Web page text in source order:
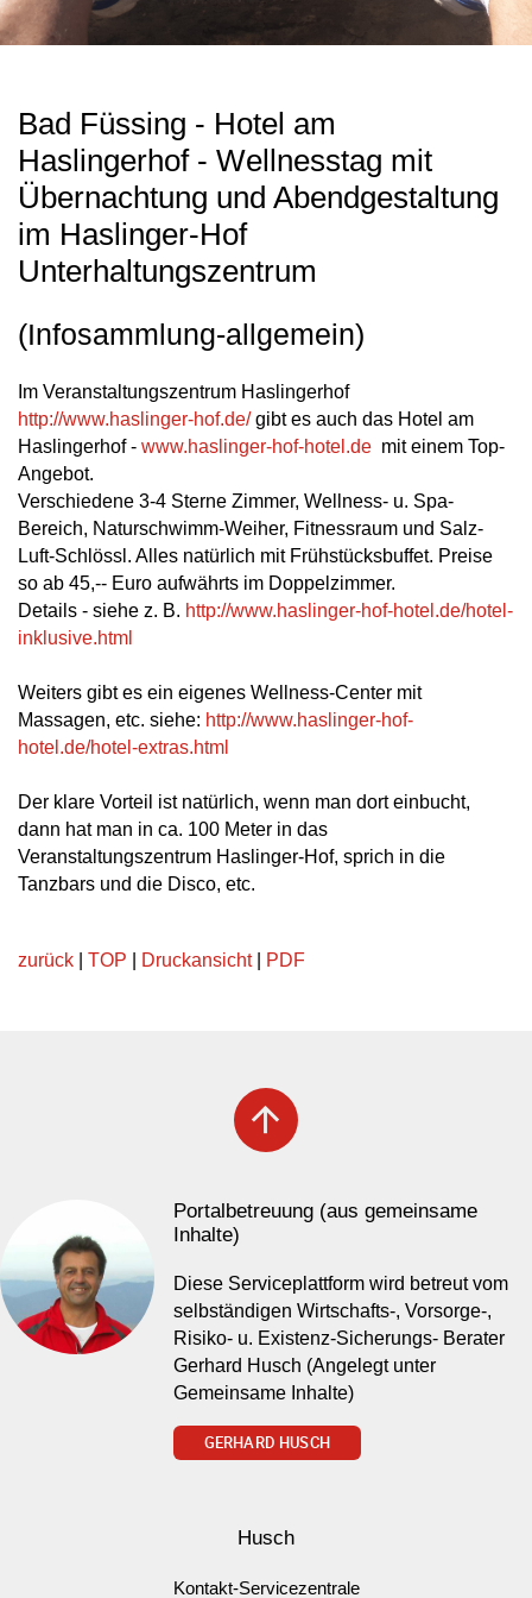
Bad Füssing - Hotel am
Haslingerhof - Wellnesstag mit
Übernachtung und Abendgestaltung
im Haslinger-Hof
Unterhaltungszentrum
(Infosammlung-allgemein)
Im Veranstaltungszentrum Haslingerhof
http://www.haslinger-hof.de/gibt es auch das Hotel am
Haslingerhof - www.haslinger-hof-hotel.de mit einem Top-
Angebot.
Verschiedene 3-4 Sterne Zimmer, Wellness- u. Spa-
Bereich, Naturschwimm-Weiher, Fitnessraum und Salz-
Luft-Schlössl. Alles natürlich mit Frühstücksbuffet. Preise
so ab 45,-- Euro aufwährts im Doppelzimmer.
Details - siehe z. B. http://www.haslinger-hof-hotel.de/hotel-
inklusive.html
Weiters gibt es ein eigenes Wellness-Center mit
Massagen, etc. siehe: http://www.haslinger-hof-
hotel.de/hotel-extras.html
Der klare Vorteil ist natürlich, wenn man dort einbucht,
dann hat man in ca. 100 Meter in das
Veranstaltungszentrum Haslinger-Hof, sprich in die
Tanzbars und die Disco, etc.
zurück TOP Druckansicht| PDF
arrow_upward
Portalbetreuung (aus gemeinsame
Inhalte)
Diese Serviceplattform wird betreut vom
selbständigen Wirtschafts-, Vorsorge-,
Risiko- u. Existenz-Sicherungs- Berater
Gerhard Husch (Angelegt unter
Gemeinsame Inhalte)
GERHARD HUSCH
Husch
Kontakt-Servicezentrale